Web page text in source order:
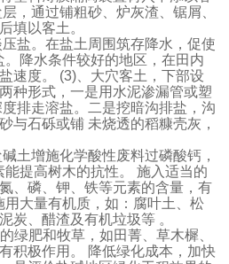
，通过铺粗砂、炉灰渣、锯屑、
填以客土。
。在盐土周围筑存降水，促使
降水条件较好的地区，在田内
速度。 (3)、大穴客土，下部设
种形式，一是用水泥渗漏管或塑
排走溶盐。二是挖暗沟排盐，沟
与石砾或铺 未烧透的稻糠壳灰，
增施化学酸性废料过磷酸钙，
提高树木的抗性。 施入适当的
、磷、钾、铁等元素的含量，有
用大量有机质，如：腐叶土、松
炭、醋渣及有机垃圾等 。
肥和牧草，如田菁、草木樨、
积极作用。 降低绿化成本，加快